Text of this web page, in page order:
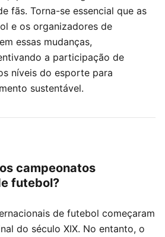
fãs. Torna-se essencial que as
e os organizadores de
essas mudanças,
a participação de
níveis do esporte para
sustentável.
campeonatos
futebol?
de futebol começaram
do século XIX. No entanto, o